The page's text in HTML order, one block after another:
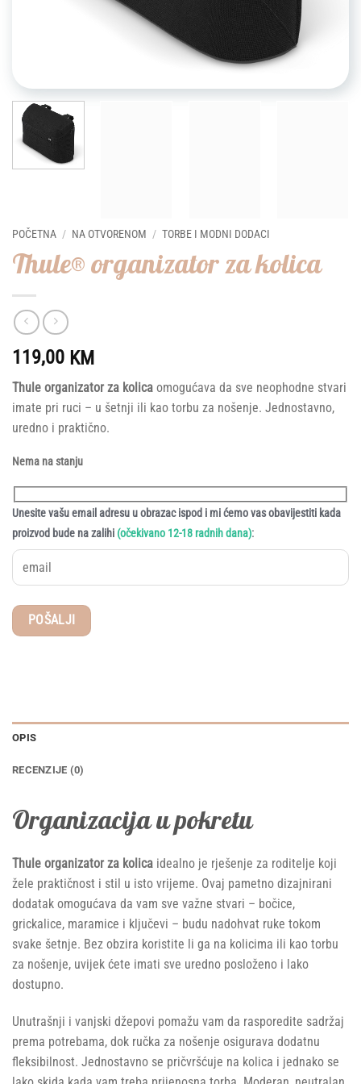
POČETNA / NA OTVORENOM / TORBE I MODNI DODACI
Thule® organizator za kolica
119,00 KM
Thule organizator za kolica omogućava da sve neophodne stvari
imate pri ruci – u šetnji ili kao torbu za nošenje. Jednostavno,
uredno i praktično.
Nema na stanju
Unesite vašu email adresu u obrazac ispod i mi ćemo vas obavijestiti kada
proizvod bude na zalihi (očekivano 12-18 radnih dana):
OPIS
RECENZIJE (0)
Organizacija u pokretu
Thule organizator za kolica idealno je rješenje za roditelje koji
žele praktičnost i stil u isto vrijeme. Ovaj pametno dizajnirani
dodatak omogućava da vam sve važne stvari – bočice,
grickalice, maramice i ključevi – budu nadohvat ruke tokom
svake šetnje. Bez obzira koristite li ga na kolicima ili kao torbu
za nošenje, uvijek ćete imati sve uredno posloženo i lako
dostupno.
Unutrašnji i vanjski džepovi pomažu vam da rasporedite sadržaj
prema potrebama, dok ručka za nošenje osigurava dodatnu
fleksibilnost. Jednostavno se pričvršćuje na kolica i jednako se